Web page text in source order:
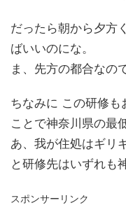
だったら朝から夕方
ばいいのにな。
ま、先方の都合なの
ちなみに この研修も
ことで神奈川県の最
あ、我が住処はギリ
と研修先はいずれも
スポンサーリンク